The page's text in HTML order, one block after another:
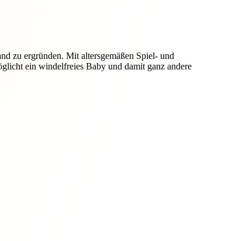
zu ergründen. Mit altersgemäßen Spiel- und
ein windelfreies Baby und damit ganz andere